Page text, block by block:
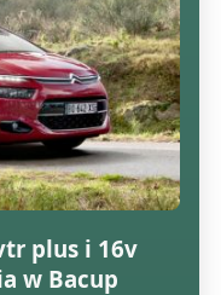
plus i 16v
w Bacup